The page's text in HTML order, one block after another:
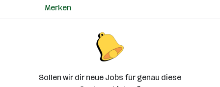
Merken
Sollen wir dir neue Jobs für genau diese